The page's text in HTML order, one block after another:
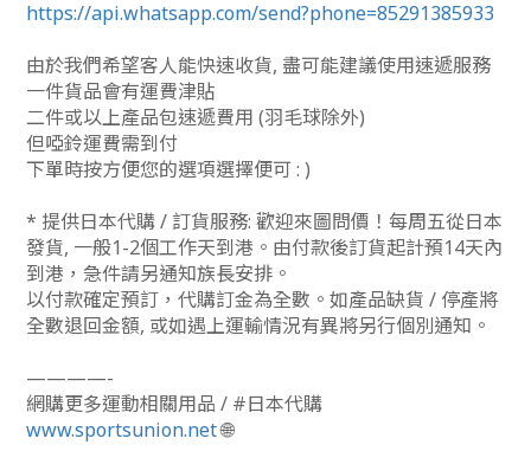
https://api.whatsapp.com/send?phone=85291385933
由於我們希望客人能快速收貨, 盡可能建議使用速遞服務
一件貨品會有運費津貼
二件或以上產品包速遞費用 (羽毛球除外)
但啞鈴運費需到付
下單時按方便您的選項選擇便可 : )
* 提供日本代購 / 訂貨服務: 歡迎來圖問價！每周五從日本
發貨, 一般1-2個工作天到港。由付款後訂貨起計預14天內
到港，急件請另通知族長安排。
以付款確定預訂，代購訂金為全數。如產品缺貨 / 停產將
全數退回金額, 或如遇上運輸情況有異將另行個別通知。
————-
網購更多運動相關用品 / #日本代購
www.sportsunion.net🌐